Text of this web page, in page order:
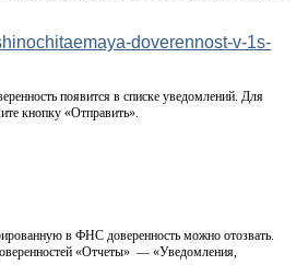
появится в списке уведомлений. Для
кнопку «Отправить».
в ФНС доверенность можно отозвать.
«Отчеты» — «Уведомления,